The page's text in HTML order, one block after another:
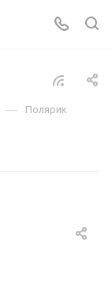
— Полярик